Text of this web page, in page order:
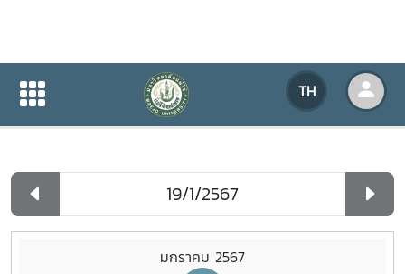
TH
ปฏิทินกิจกรรมของหน่วยงาน
ปฏิทินกิจกรรมของหน่วยงาน
มกราคม 2567